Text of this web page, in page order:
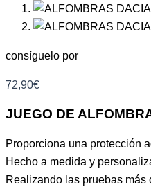
consíguelo por
72,90€
JUEGO DE
Proporciona una protección
Hecho a medida y
Realizando las pruebas